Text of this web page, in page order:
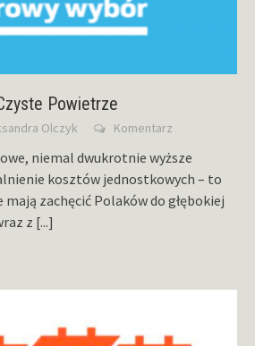
Powietrze
Olczyk Komentarz
niemal dwukrotnie wyższe
kosztów jednostkowych – to
zachęcić Polaków do głębokiej
z [...]